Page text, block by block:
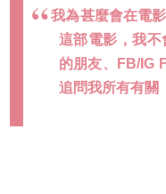
我為甚麼會在電
這部電影，我
的朋友、FB/IG
追問我所有有關